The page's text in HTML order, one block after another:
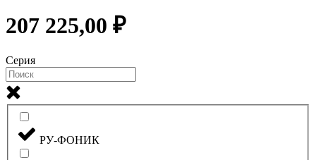
207 225,00 ₽
Серия
РУ-ФОНИК